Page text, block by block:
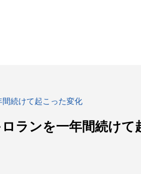
続けて起こった変化
ランを一年間続けて